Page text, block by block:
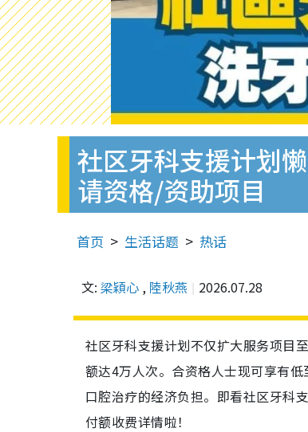
社区牙科支援计划
请资格/资助项目
首页 生活话题 热话
文: 梁穎心 , 陸秋燕 2026.07.28
社区牙科支援计划不仅扩大服务项目
额达4万人次。合资格人士现可享有
口腔治疗的经济负担。即看社区牙科
付额收费详情啦！